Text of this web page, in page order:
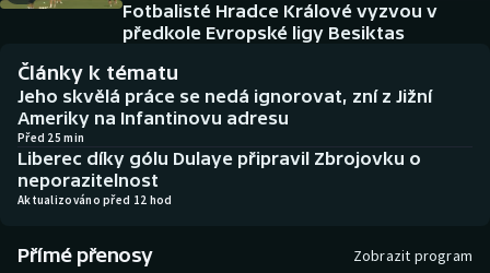
Baseball a softbal
Basketbal
Biatlon
Boby a skeleton
Soutěže
Historické návraty
Aplikace ČT sport
AZ kvíz
Fotbalisté Hradce Králové vyzvou v
předkole Evropské ligy Besiktas
Články k tématu
Jeho skvělá práce se nedá ignorovat, zní z Jižní
Ameriky na Infantinovu adresu
Před 25 min
Liberec díky gólu Dulaye připravil Zbrojovku o
neporazitelnost
Aktualizováno před 12 hod
Přímé přenosy Zobrazit program